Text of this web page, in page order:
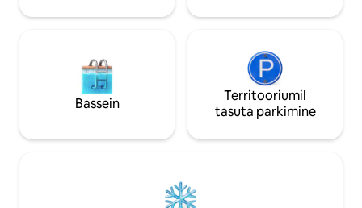
Bassein
Territooriumil
tasuta parkimine